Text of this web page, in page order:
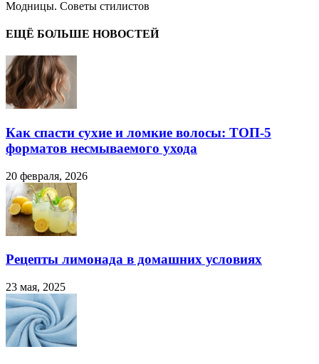
Модницы. Советы стилистов
ЕЩЁ БОЛЬШЕ НОВОСТЕЙ
Как спасти сухие и ломкие волосы: ТОП-5
форматов несмываемого ухода
20 февраля, 2026
Рецепты лимонада в домашних условиях
23 мая, 2025